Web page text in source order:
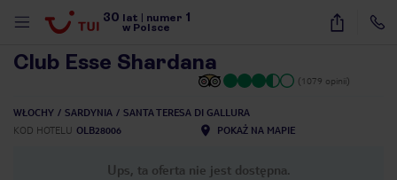
30 lat numer 1
w Polsce
28
Club Esse Shardana
(1079 opinii)
WŁOCHY SARDYNIA
SANTA TERESA DI GALLURA
KOD HOTELU OLB28006 POKAŻ NA MAPIE
Ups, ta oferta nie jest dostępna.